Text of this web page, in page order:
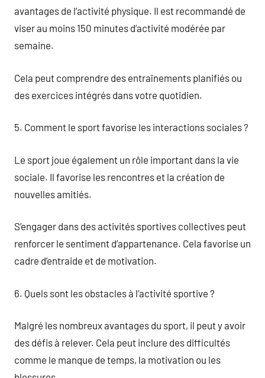
avantages de l’activité physique. Il est recommandé de
viser au moins 150 minutes d’activité modérée par
semaine.
Cela peut comprendre des entraînements planifiés ou
des exercices intégrés dans votre quotidien.
5. Comment le sport favorise les interactions sociales ?
Le sport joue également un rôle important dans la vie
sociale. Il favorise les rencontres et la création de
nouvelles amitiés.
S’engager dans des activités sportives collectives peut
renforcer le sentiment d’appartenance. Cela favorise un
cadre d’entraide et de motivation.
6. Quels sont les obstacles à l’activité sportive ?
Malgré les nombreux avantages du sport, il peut y avoir
des défis à relever. Cela peut inclure des difficultés
comme le manque de temps, la motivation ou les